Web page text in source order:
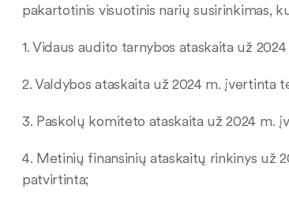
pakartotinis visuotinis narių susirinkimas,
1. Vidaus audito tarnybos ataskaita už
2. Valdybos ataskaita už 2024 m. įvertinta
3. Paskolų komiteto ataskaita už 2024 m.
4. Metinių finansinių ataskaitų rinkinys už
patvirtinta;